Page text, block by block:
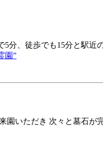
分、徒歩でも15分と駅
園”
いただき 次々と墓石が